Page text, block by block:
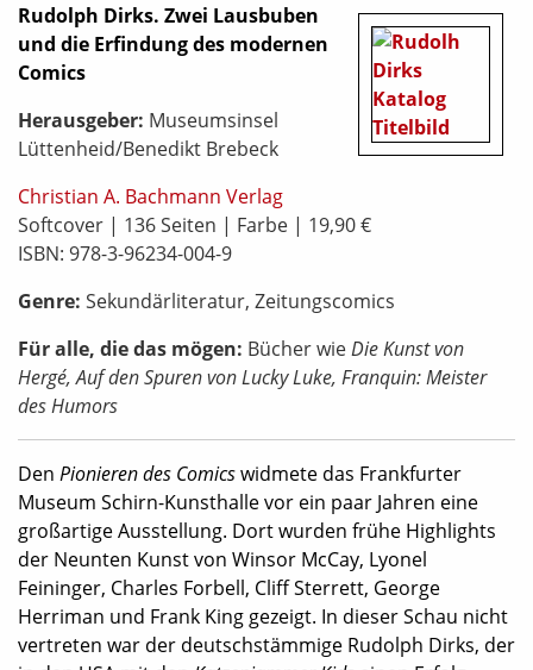
Rudolph Dirks. Zwei Lausbuben
und die Erfindung des modernen
Comics
Herausgeber: Museumsinsel
Lüttenheid/Benedikt Brebeck
Christian A. Bachmann Verlag
Softcover | 136 Seiten | Farbe | 19,90 €
ISBN: 978-3-96234-004-9
Genre: Sekundärliteratur, Zeitungscomics
Für alle, die das mögen: Bücher wieDie Kunst von
Hergé, Auf den Spuren von Lucky Luke, Franquin: Meister
des Humors
Den Pionieren des Comicswidmete das Frankfurter
Museum Schirn-Kunsthalle vor ein paar Jahren eine
großartige Ausstellung. Dort wurden frühe Highlights
der Neunten Kunst von Winsor McCay, Lyonel
Feininger, Charles Forbell, Cliff Sterrett, George
Herriman und Frank King gezeigt. In dieser Schau nicht
vertreten war der deutschstämmige Rudolph Dirks, der